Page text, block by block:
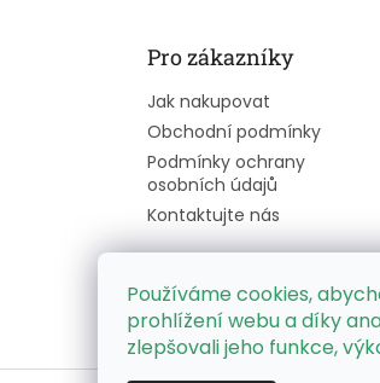
Používáme cookies,
prohlížení webu a díky
zlepšovali jeho funkce,
Pro zákazníky
Jak nakupovat
Obchodní podmínky
Podmínky ochrany
osobních údajů
Kontaktujte nás